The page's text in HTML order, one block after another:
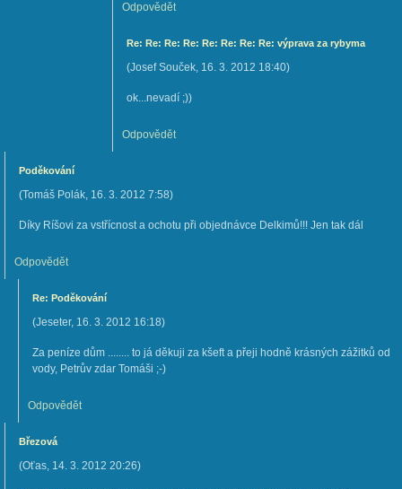
Odpovědět
Re: Re: Re: Re: Re: Re: Re: Re: výprava za rybyma
(Josef Souček, 16. 3. 2012 18:40)
ok...nevadí ;))
Odpovědět
Poděkování
(Tomáš Polák, 16. 3. 2012 7:58)
Díky Ríšovi za vstřícnost a ochotu při objednávce Delkimů!!! Jen tak dál
Odpovědět
Re: Poděkování
(Jeseter, 16. 3. 2012 16:18)
Za peníze dům ........ to já děkuji za kšeft a přeji hodně krásných zážitků od
vody, Petrův zdar Tomáši ;-)
Odpovědět
Březová
(Oťas, 14. 3. 2012 20:26)